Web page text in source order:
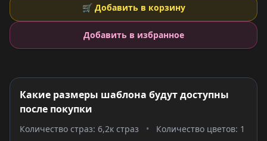
🛒 Добавить в корзину
Добавить в избранное
Какие размеры шаблона будут доступны
после покупки
Количество страз: 6,2к страз • Количество цветов: 1